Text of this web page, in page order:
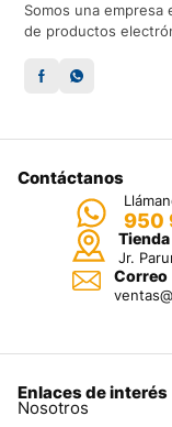
Somos una empresa
de productos
Contáctanos
950
Tienda
Jr.
Correo
Enlaces de interés
Nosotros